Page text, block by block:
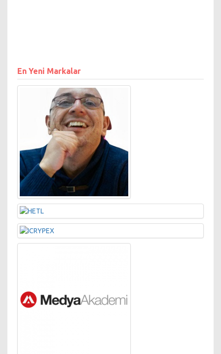
üretiyor. Tasit.com,
birçok yatırım şirketini de
ortakları arasına dahil etmiş
bulunuyor. Tasit.com, yakın
gelecekte eklenecek olan
sistemlerin geliştirilmesiyle
ediyor.
En Yeni Markalar